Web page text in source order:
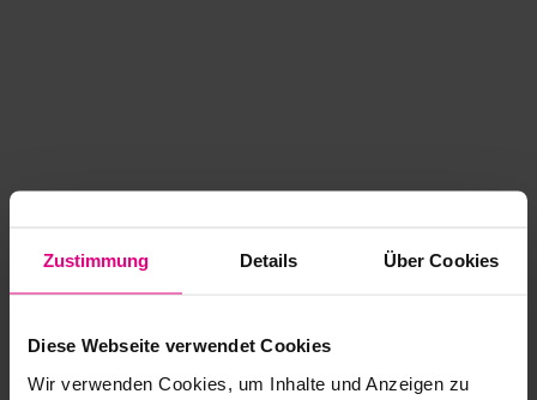
Zustimmung Details Über Cookies
Diese Webseite verwendet Cookies
Wir verwenden Cookies, um Inhalte und Anzeigen zu